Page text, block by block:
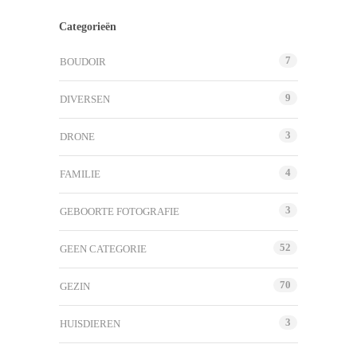
Categorieën
BOUDOIR 7
DIVERSEN 9
DRONE 3
FAMILIE 4
GEBOORTE FOTOGRAFIE 3
GEEN CATEGORIE 52
GEZIN 70
HUISDIEREN 3